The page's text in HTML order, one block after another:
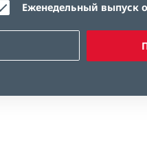
Еженедельный выпуск